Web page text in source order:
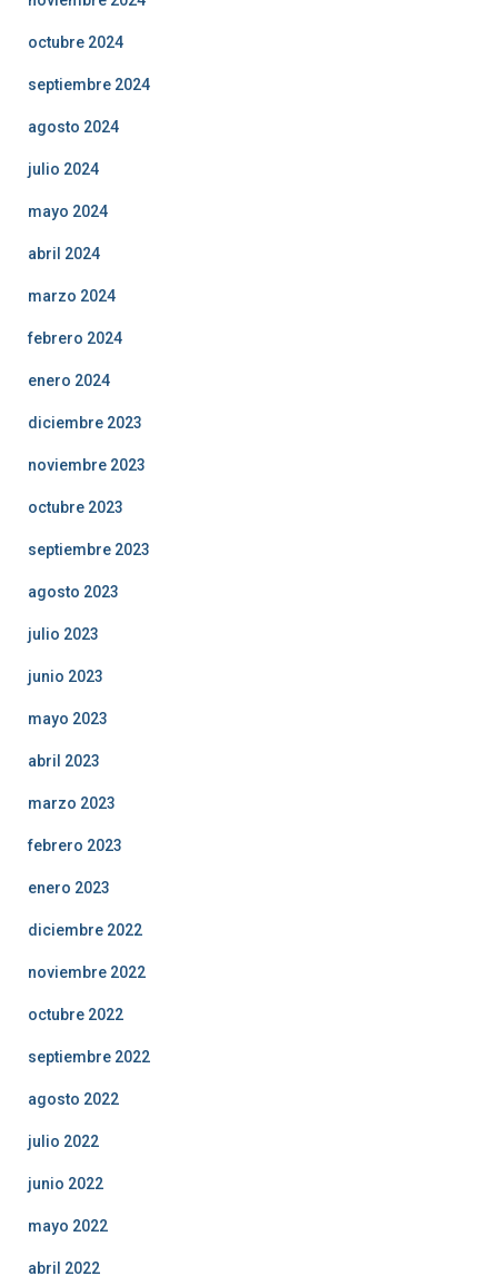
octubre 2024
septiembre 2024
agosto 2024
julio 2024
mayo 2024
abril 2024
marzo 2024
febrero 2024
enero 2024
diciembre 2023
noviembre 2023
octubre 2023
septiembre 2023
agosto 2023
julio 2023
junio 2023
mayo 2023
abril 2023
marzo 2023
febrero 2023
enero 2023
diciembre 2022
noviembre 2022
octubre 2022
septiembre 2022
agosto 2022
julio 2022
junio 2022
mayo 2022
abril 2022